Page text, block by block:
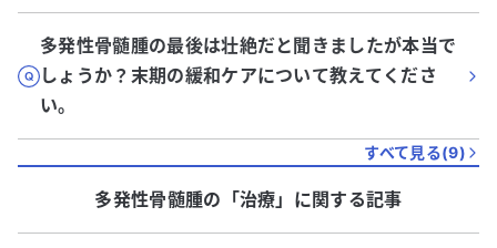
多発性骨髄腫の最後は壮絶だと聞きましたが本当で
しょうか？末期の緩和ケアについて教えてくださ
い。
すべて見る(9)
多発性骨髄腫の「治療」に関する記事